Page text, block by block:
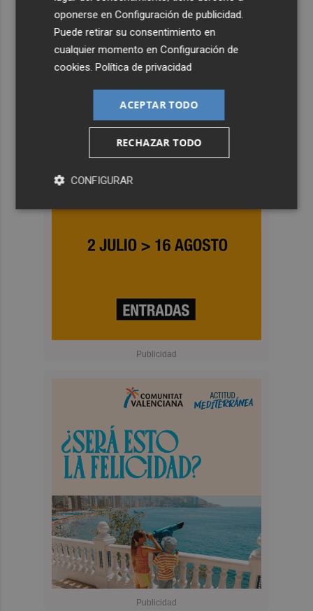
oponerse enConfiguración de publicidad
Puede retirar su consentimiento en
cualquier momento enConfiguración de
cookies .Política de privacidad
ACEPTAR TODO
RECHAZAR TODO
CONFIGURAR